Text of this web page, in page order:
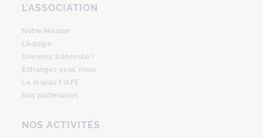
L’ASSOCIATION
Notre Mission
L’équipe
Devenez bénévole !
Échangez avec nous
Le réseau FIAFE
Nos partenaires
NOS ACTIVITÉS